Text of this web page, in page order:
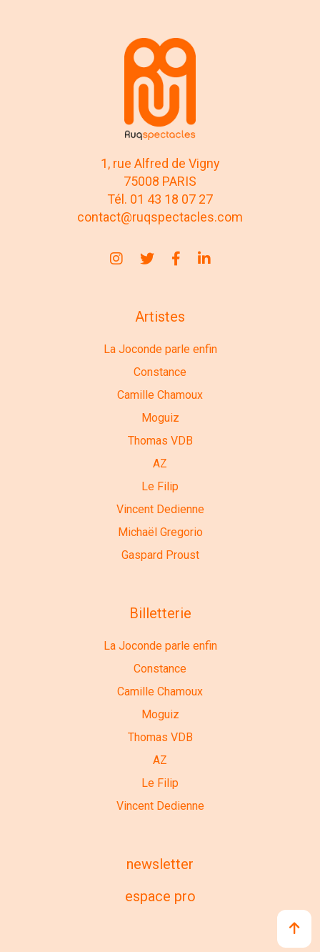
1, rue Alfred de Vigny
75008 PARIS
Tél. 01 43 18 07 27
contact@ruqspectacles.com
Artistes
La Joconde parle enfin
Constance
Camille Chamoux
Moguiz
Thomas VDB
AZ
Le Filip
Vincent Dedienne
Michaël Gregorio
Gaspard Proust
Billetterie
La Joconde parle enfin
Constance
Camille Chamoux
Moguiz
Thomas VDB
AZ
Le Filip
Vincent Dedienne
newsletter
espace pro